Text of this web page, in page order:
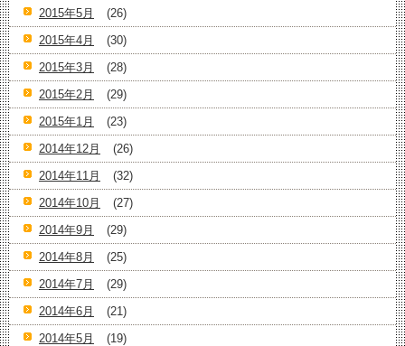
2015年5月
(26)
2015年4月
(30)
2015年3月
(28)
2015年2月
(29)
2015年1月
(23)
2014年12月
(26)
2014年11月
(32)
2014年10月
(27)
2014年9月
(29)
2014年8月
(25)
2014年7月
(29)
2014年6月
(21)
2014年5月
(19)